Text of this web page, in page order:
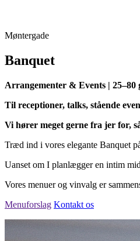
Møntergade
Banquet
Arrangementer & Events | 25–80
Til receptioner, talks, stående
Vi hører meget gerne fra jer for,
Træd ind i vores elegante Banquet
Uanset om I planlægger en intim
Vores menuer og vinvalg er
Menuforslag Kontakt os